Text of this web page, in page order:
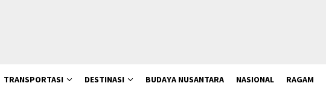
TRANSPORTASI DESTINASI BUDAYA NUSANTARA NASIONAL RAGAM